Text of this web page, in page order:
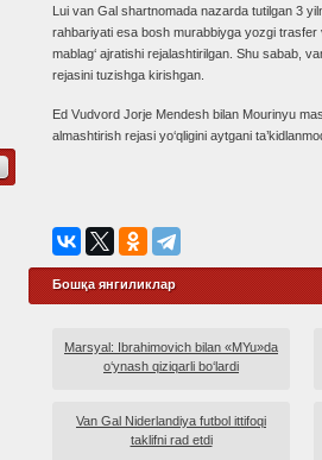
Lui van Gal shartnomada nazarda tutilgan 3
rahbariyati esa bosh murabbiyga yozgi trasfer
mablag‘ ajratishi rejalashtirilgan. Shu sabab,
rejasini tuzishga kirishgan.
Ed Vudvord Jorje Mendesh bilan Mourinyu
almashtirish rejasi yo‘qligini aytgani
Бошқа янгиликлар
Marsyal: Ibrahimovich bilan «MYu»da
o‘ynash qiziqarli bo‘lardi
Van Gal Niderlandiya futbol ittifoqi
taklifni rad etdi